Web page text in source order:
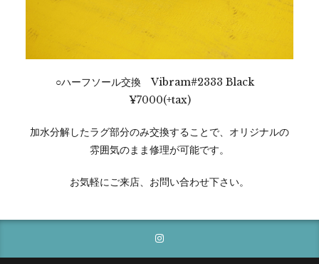
○ハーフソール交換 Vibram#2333 Black
¥7000(+tax)
加水分解したラグ部分のみ交換することで、オリジナルの
雰囲気のまま修理が可能です。
お気軽にご来店、お問い合わせ下さい。